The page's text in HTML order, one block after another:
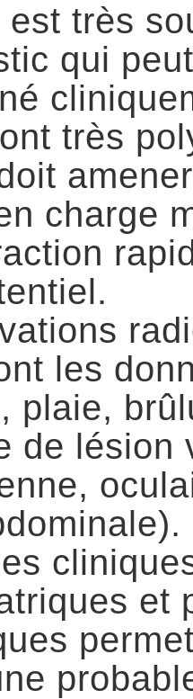
est très
qui
très
charge
les
plaie,
de lésion
et